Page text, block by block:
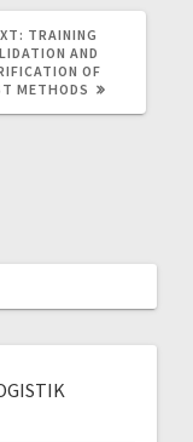
TRAINING
AND
OF
METHODS